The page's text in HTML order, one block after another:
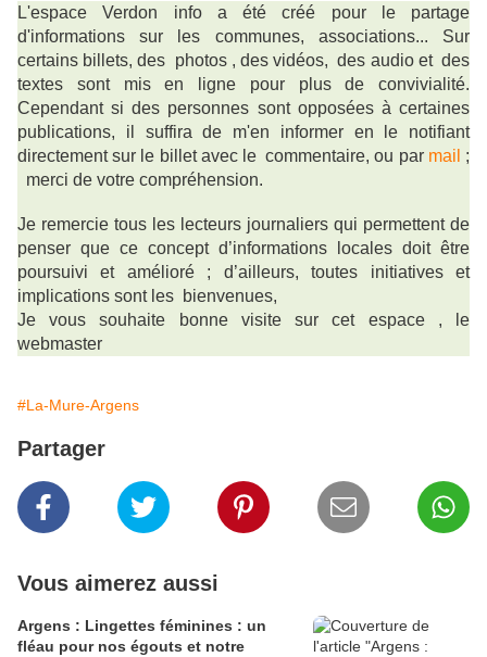
L'espace Verdon info a été créé pour le partage
d'informations sur les communes, associations... Sur
certains billets, des photos , des vidéos, des audio et des
textes sont mis en ligne pour plus de convivialité.
Cependant si des personnes sont opposées à certaines
publications, il suffira de m'en informer en le notifiant
directement sur le billet avec le commentaire, ou par mail ;
merci de votre compréhension.
Je remercie tous les lecteurs journaliers qui permettent de
penser que ce concept d’informations locales doit être
poursuivi
et
amélioré ; d’ailleurs, toutes initiatives et
implications sont les bienvenues,
Je vous souhaite bonne visite sur cet espace , le
webmaster
#La-Mure-Argens
Partager
Vous aimerez aussi
Argens : Lingettes féminines : un
fléau pour nos égouts et notre